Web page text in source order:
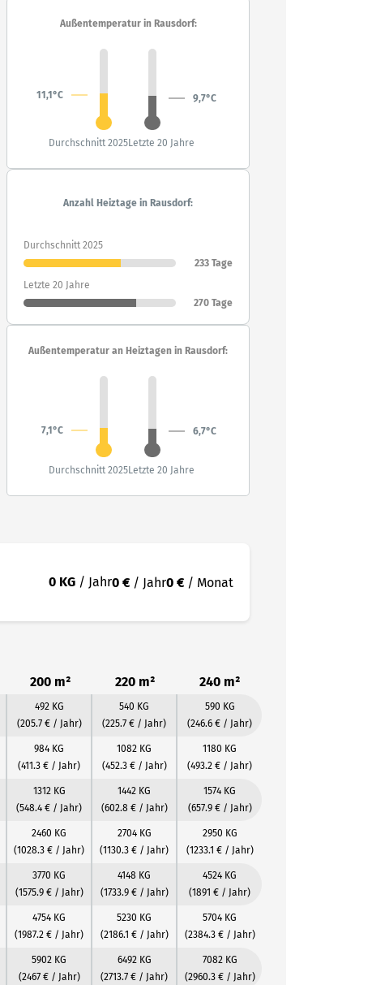
Außentemperatur in Rausdorf:
11,1°C 9,7°C
Durchschnitt 2025Letzte 20 Jahre
Anzahl Heiztage in Rausdorf:
Durchschnitt 2025
233 Tage
Letzte 20 Jahre
270 Tage
Außentemperatur an Heiztagen in Rausdorf:
7,1°C 6,7°C
Durchschnitt 2025Letzte 20 Jahre
0 KG / Jahr0 € / Jahr0 € / Monat
200 m² 220 m² 240 m²
492 KG
(205.7 € / Jahr)
540 KG
(225.7 € / Jahr)
590 KG
(246.6 € / Jahr)
984 KG
(411.3 € / Jahr)
1082 KG
(452.3 € / Jahr)
1180 KG
(493.2 € / Jahr)
1312 KG
(548.4 € / Jahr)
1442 KG
(602.8 € / Jahr)
1574 KG
(657.9 € / Jahr)
2460 KG
(1028.3 € / Jahr)
2704 KG
(1130.3 € / Jahr)
2950 KG
(1233.1 € / Jahr)
3770 KG
(1575.9 € / Jahr)
4148 KG
(1733.9 € / Jahr)
4524 KG
(1891 € / Jahr)
4754 KG
(1987.2 € / Jahr)
5230 KG
(2186.1 € / Jahr)
5704 KG
(2384.3 € / Jahr)
5902 KG
(2467 € / Jahr)
6492 KG
(2713.7 € / Jahr)
7082 KG
(2960.3 € / Jahr)